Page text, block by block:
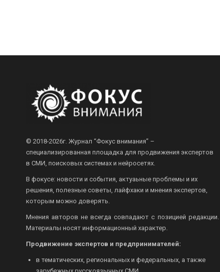
© 2018-2026г. Журнал “Фокус внимания” –
специализированная площадка для продвижения экспертов
в СМИ, поисковых системах и нейросетях.
В фокусе: новости и события, актуаьные проблемы и их
решения, полезные советы, лайфхаки и мнения экспертов,
которым можно доверять.
Мнения авторов не всегда совпадают с позицией редакции.
Материалы носят информационный характер.
Продвижение экспертов и предпринимателей:
в тематических, региональных и федеральных, а также